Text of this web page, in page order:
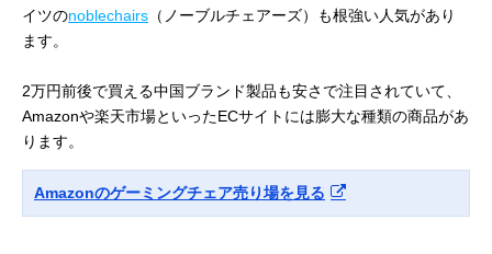
イツのnoblechairs （ノーブルチェアーズ）も根強い人気があり
ます。
2万円前後で買える中国ブランド製品も安さで注目されていて、
Amazonや楽天市場といったECサイトには膨大な種類の商品があ
ります。
Amazonのゲーミングチェア売り場を見る